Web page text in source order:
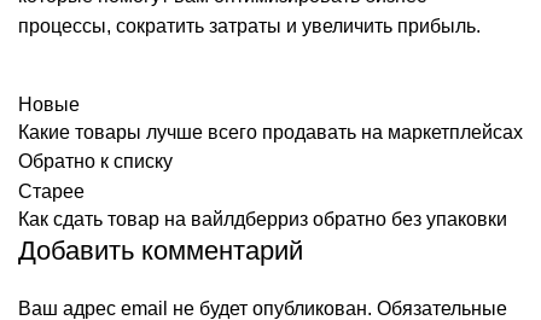
процессы, сократить затраты и увеличить прибыль.
Новые
Какие товары лучше всего продавать на маркетплейсах
Обратно к списку
Старее
Как сдать товар на вайлдберриз обратно без упаковки
Добавить комментарий
Ваш адрес email не будет опубликован. Обязательные